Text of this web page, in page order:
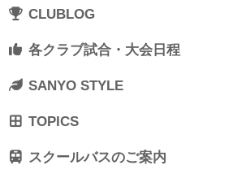
CLUBLOG
各クラブ試合・大会日程
SANYO STYLE
TOPICS
スクールバスのご案内